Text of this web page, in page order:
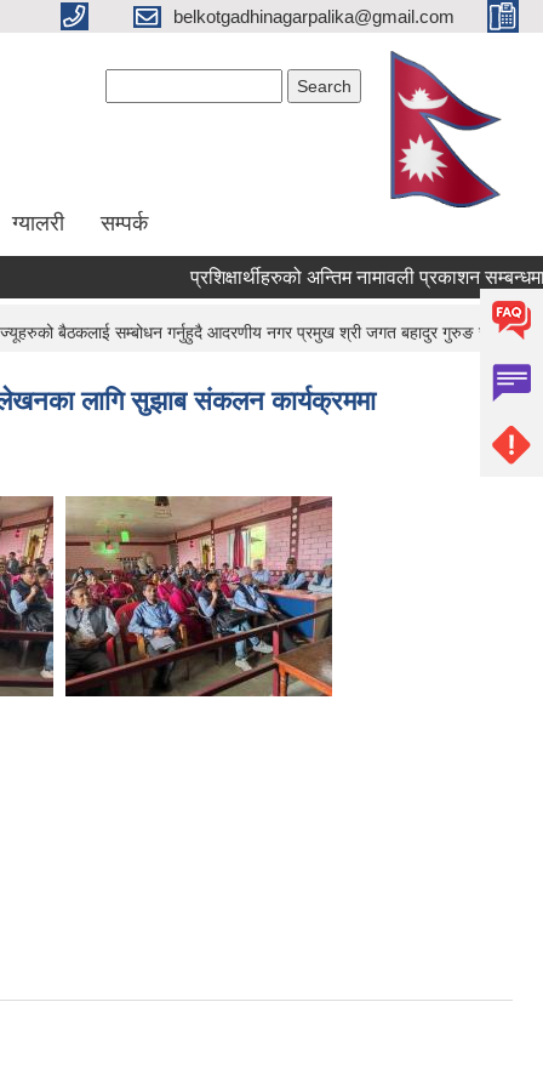
belkotgadhinagarpalika@gmail.com
ग्यालरी सम्पर्क
प्रशिक्षार्थीहरुको अन्तिम नामावली प्रकाशन सम्बन्धमा !
ज्यूहरुको बैठकलाई सम्बोधन गर्नुहुदै आदरणीय नगर प्रमुख श्री जगत बहादुर गुरुङ ज्यू ।
लेखनका लागि सुझाब संकलन कार्यक्रममा